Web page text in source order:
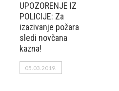
UPOZORENJE IZ
POLICIJE: Za
izazivanje požara
sledi novčana
kazna!
05.03.2019.